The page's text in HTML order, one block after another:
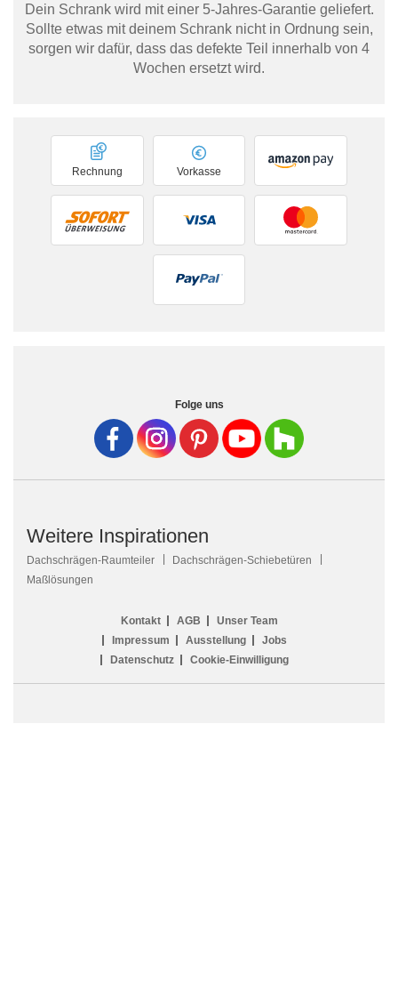
Dein Schrank wird mit einer 5-Jahres-Garantie geliefert.
Sollte etwas mit deinem Schrank nicht in Ordnung sein,
sorgen wir dafür, dass das defekte Teil innerhalb von 4
Wochen ersetzt wird.
Vorkasse
Rechnung
Folge uns
Weitere Inspirationen
Dachschrägen-Raumteiler
Dachschrägen-Schiebetüren
Maßlösungen
Kontakt AGB
Unser Team
Impressum
Ausstellung
Jobs
Datenschutz
Cookie-Einwilligung